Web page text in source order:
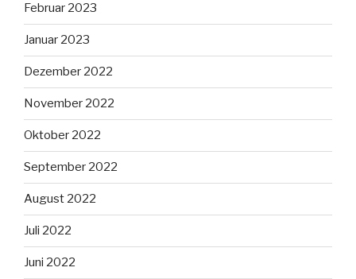
Februar 2023
Januar 2023
Dezember 2022
November 2022
Oktober 2022
September 2022
August 2022
Juli 2022
Juni 2022